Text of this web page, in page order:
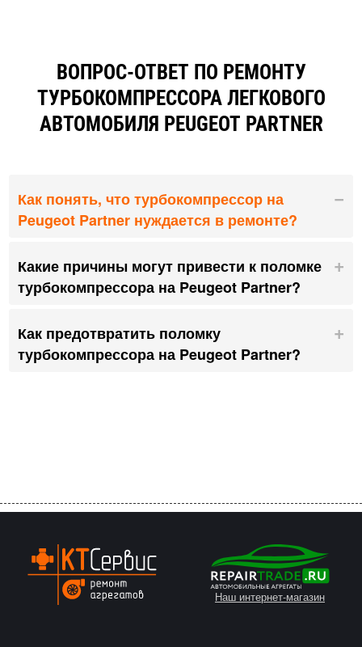
ВОПРОС-ОТВЕТ ПО РЕМОНТУ
ТУРБОКОМПРЕССОРА ЛЕГКОВОГО
АВТОМОБИЛЯ PEUGEOT PARTNER
Как понять, что турбокомпрессор на
Peugeot Partner нуждается в ремонте?
Какие причины могут привести к поломке
турбокомпрессора на Peugeot Partner?
Как предотвратить поломку
турбокомпрессора на Peugeot Partner?
Наш интернет-магазин